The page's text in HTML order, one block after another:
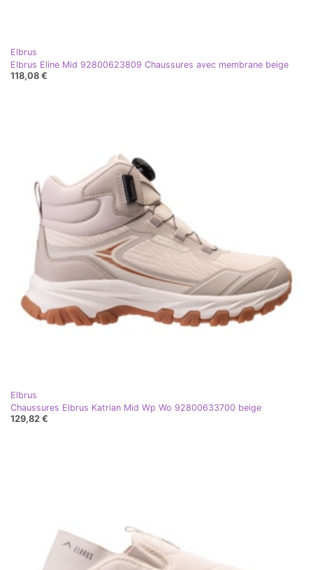
Elbrus
Elbrus Eline Mid 92800623809 Chaussures avec membrane beige
118,08 €
Elbrus
Chaussures Elbrus Katrian Mid Wp Wo 92800633700 beige
129,82 €